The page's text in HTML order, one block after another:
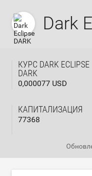
Dark
КУРС DARK ECLIPSE
DARK
0,000077 USD
КАПИТАЛИЗАЦИЯ
77368